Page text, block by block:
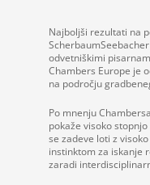
Najboljši rezultati na
odvetniškimi
Chambers Europe je
na področju
Po mnenju
pokaže visoko
se zadeve loti z
instinktom za iskanje
zaradi